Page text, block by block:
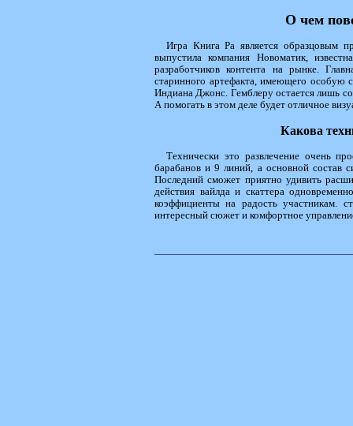
О чем
Игра Книга Ра является образцовым
выпустила компания Новоматик,
разработчиков контента на рынке.
старинного артефакта, имеющего особую
Индиана Джонс. Гемблеру остается лишь
А помогать в этом деле будет отличное
Какова
Технически это развлечение очень
барабанов и 9 линий, а основной состав
Последний сможет приятно удивить
действия вайлда и скаттера
коэффициенты на радость участникам.
интересный сюжет и комфортное